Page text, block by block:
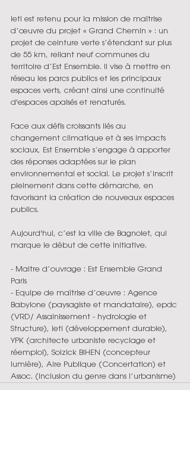
Ieti est retenu pour la mission de maîtrise
d’œuvre du projet « Grand Chemin » : un
projet de ceinture verte s’étendant sur plus
de 55 km, reliant neuf communes du
territoire d’Est Ensemble. Il vise à mettre en
réseau les parcs publics et les principaux
espaces verts, créant ainsi une continuité
d'espaces apaisés et renaturés.
Face aux défis croissants liés au
changement climatique et à ses impacts
sociaux, Est Ensemble s’engage à apporter
des réponses adaptées sur le plan
environnemental et social. Le projet s’inscrit
pleinement dans cette démarche, en
favorisant la création de nouveaux espaces
publics.
Aujourd'hui, c’est la ville de Bagnolet, qui
marque le début de cette initiative.
- Maitre d’ouvrage : Est Ensemble Grand
Paris
- Equipe de maîtrise d’œuvre : Agence
Babylone (paysagiste et mandataire), epdc
(VRD/ Assainissement - hydrologie et
Structure), ieti (développement durable),
YPK (architecte urbaniste recyclage et
réemploi), Soizick BIHEN (concepteur
lumière), Aire Publique (Concertation) et
Assoc. (Inclusion du genre dans l’urbanisme)